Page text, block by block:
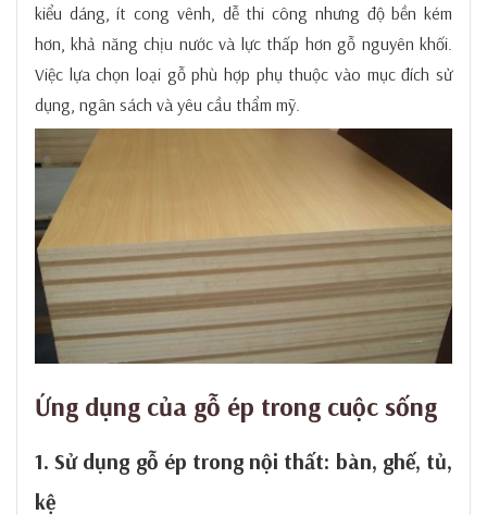
kiểu dáng, ít cong vênh, dễ thi công nhưng độ bền kém
hơn, khả năng chịu nước và lực thấp hơn gỗ nguyên khối.
Việc lựa chọn loại gỗ phù hợp phụ thuộc vào mục đích sử
dụng, ngân sách và yêu cầu thẩm mỹ.
Ứng dụng của gỗ ép trong cuộc sống
1. Sử dụng gỗ ép trong nội thất: bàn, ghế, tủ,
kệ